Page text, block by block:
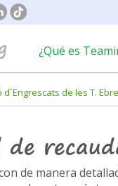
¿Qué es
d´Engrescats de les T. Ebre
de manera